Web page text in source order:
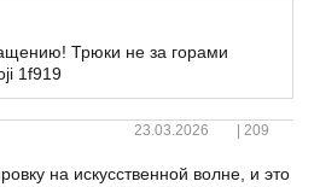
Трюки не за горами
23.03.2026 209
на искусственной волне, и это